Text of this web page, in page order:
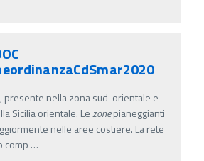
presente nella zona sud-orientale e
Sicilia orientale. Lezonepianeggianti
nelle aree costiere. La rete
comp …